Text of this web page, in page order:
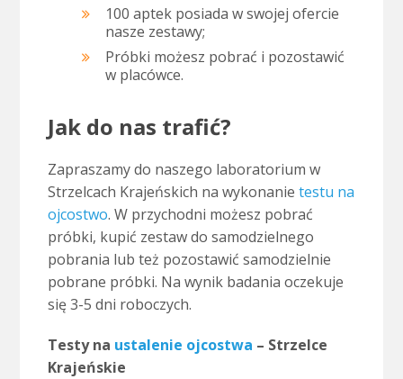
100 aptek posiada w swojej ofercie
nasze zestawy;
Próbki możesz pobrać i pozostawić
w placówce.
Jak do nas trafić?
Zapraszamy do naszego laboratorium w
Strzelcach Krajeńskich na wykonanie testu na
ojcostwo. W przychodni możesz pobrać
próbki, kupić zestaw do samodzielnego
pobrania lub też pozostawić samodzielnie
pobrane próbki. Na wynik badania oczekuje
się 3-5 dni roboczych.
Testy na ustalenie ojcostwa – Strzelce
Krajeńskie